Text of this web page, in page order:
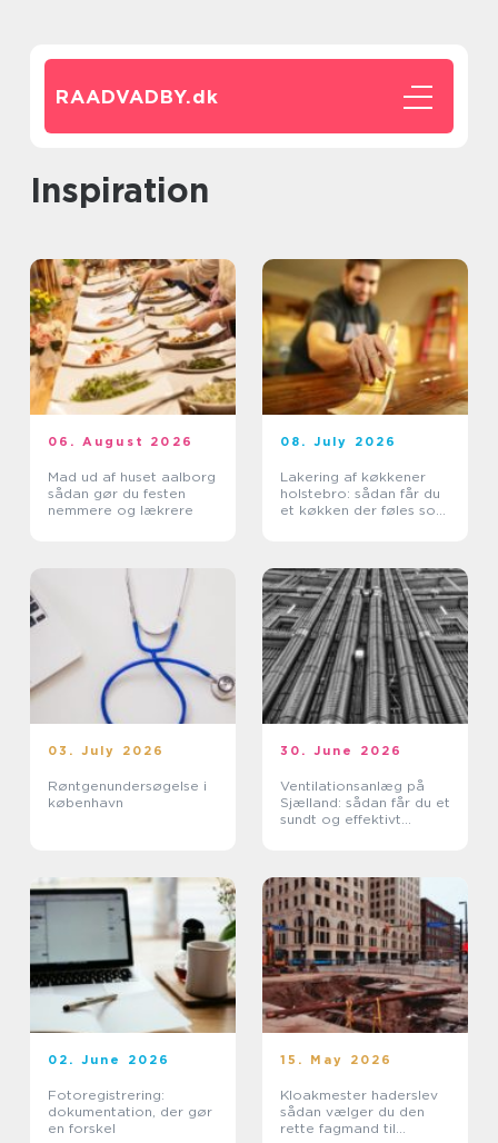
RAADVADBY.dk
inspiration
06. August 2026
Mad ud af huset aalborg
sådan gør du festen
nemmere og lækrere
08. July 2026
Lakering af køkkener
holstebro: sådan får du
et køkken der føles som
03. July 2026
Røntgenundersøgelse i
københavn
30. June 2026
Ventilationsanlæg på
Sjælland: sådan får du et
sundt og effektivt
02. June 2026
Fotoregistrering:
dokumentation, der gør
en forskel
15. May 2026
Kloakmester haderslev
sådan vælger du den
rette fagmand til